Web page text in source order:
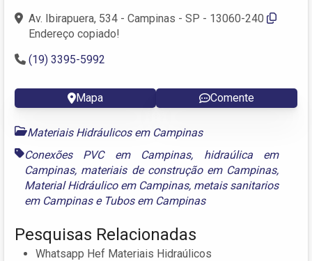
Av. Ibirapuera, 534 - Campinas - SP - 13060-240
Endereço copiado!
(19) 3395-5992
Mapa Comente
Materiais Hidráulicos em Campinas
Conexões PVC em Campinas, hidraúlica em
Campinas, materiais de construção em Campinas,
Material Hidráulico em Campinas, metais sanitarios
em Campinase Tubos em Campinas
Pesquisas Relacionadas
Whatsapp Hef Materiais Hidraúlicos